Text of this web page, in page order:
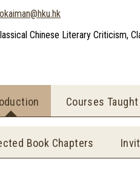
Chinese Literary Criticism,
Courses Taught
Book Chapters